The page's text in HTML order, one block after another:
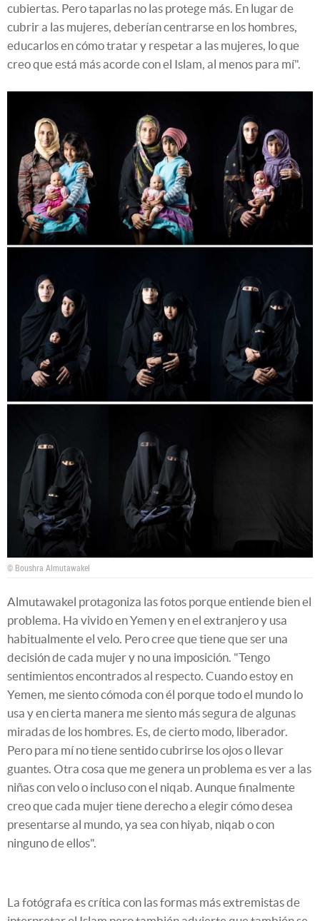
cubiertas. Pero taparlas no las protege más. En lugar de
cubrir a las mujeres, deberían centrarse en los hombres,
educarlos en cómo tratar y respetar a las mujeres, lo que
creo que está más acorde con el Islam, al menos para mí".
© Boushra Almutawakel
Almutawakel protagoniza las fotos porque entiende bien el
problema. Ha vivido en Yemen y en el extranjero y usa
habitualmente el velo. Pero cree que tiene que ser una
decisión de cada mujer y no una imposición. "Tengo
sentimientos encontrados al respecto. Cuando estoy en
Yemen, me siento cómoda con él porque todo el mundo lo
usa y en cierta manera me siento más segura de algunas
miradas de los hombres. Es, de cierto modo, liberador.
Pero para mí no tiene sentido cubrirse los ojos o llevar
guantes. Otra cosa que me genera un problema es ver a las
niñas con velo o incluso con el niqab. Aunque finalmente
creo que cada mujer tiene derecho a elegir cómo desea
presentarse al mundo, ya sea con hiyab, niqab o con
ninguno de ellos".
La fotógrafa es crítica con las formas más extremistas de